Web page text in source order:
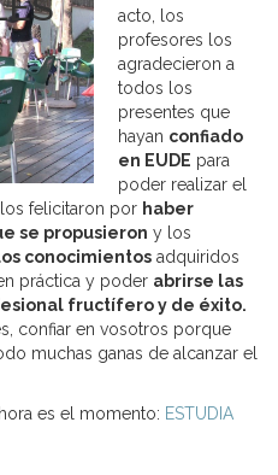
acto, los
profesores los
agradecieron a
todos los
presentes que
hayan confiado
en EUDE para
poder realizar el
felicitaron por haber
se propusieron y los
conocimientos adquiridos
práctica y poder abrirse las
fructífero y de éxito.
confiar en vosotros porque
muchas ganas de alcanzar el
es el momento: ESTUDIA